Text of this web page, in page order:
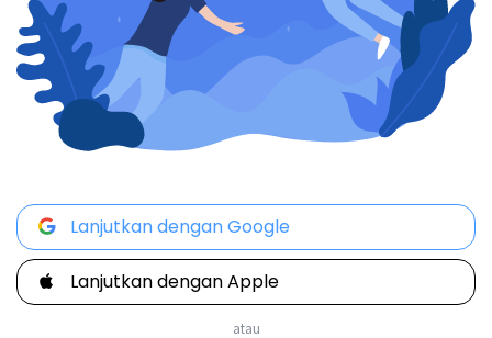
Lanjutkan dengan Google
Lanjutkan dengan Apple
atau